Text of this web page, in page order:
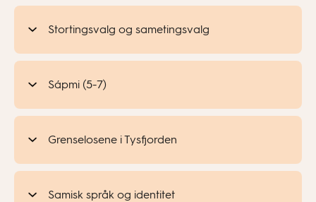
Stortingsvalg og sametingsvalg
Sápmi (5-7)
Grenselosene i Tysfjorden
Samisk språk og identitet